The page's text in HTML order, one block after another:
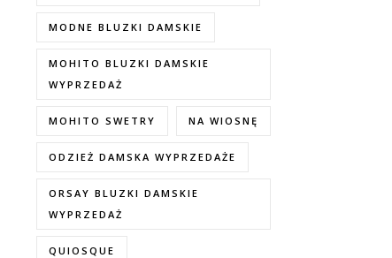
MODNE BLUZKI DAMSKIE
MOHITO BLUZKI DAMSKIE
WYPRZEDAŻ
MOHITO SWETRY NA WIOSNĘ
ODZIEŻ DAMSKA WYPRZEDAŻE
ORSAY BLUZKI DAMSKIE
WYPRZEDAŻ
QUIOSQUE